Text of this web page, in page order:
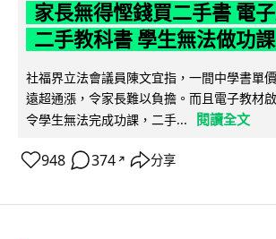
家長無得慳錢買二手書 電
二手教科書 學生無法做功課
社福界立法會議員陳文宜指，一間中學書單
遠超通漲，令家長難以負擔。而且電子教材
令學生無法完成功課，二手...
閱讀全文
948 374 ↗ 分享